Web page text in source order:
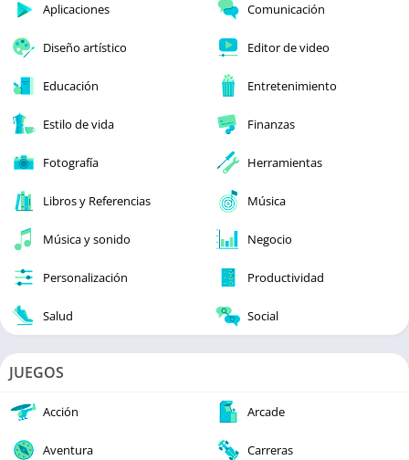
Aplicaciones Comunicación
Diseño artístico Editor de video
Educación Entretenimiento
Estilo de vida Finanzas
Fotografía Herramientas
Libros y Referencias Música
Música y sonido Negocio
Personalización Productividad
Salud Social
JUEGOS
Acción Arcade
Aventura Carreras